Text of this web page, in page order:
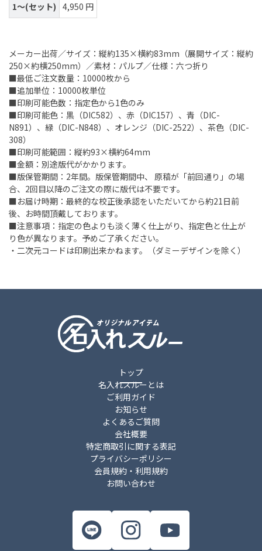
1～(セット) 4,950 円
メーカー出荷／サイズ：縦約135×横約83mm（展開サイズ：縦約
250×約横250mm）／素材：パルプ／仕様：六つ折り
■最低ご注文数量：10000枚から
■追加単位：10000枚単位
■印刷可能色数：指定色から1色のみ
■印刷可能色：黒（DIC582）、赤（DIC157）、青（DIC-
N891）、緑（DIC-N848）、オレンジ（DIC-2522）、茶色（DIC-
308）
■印刷可能範囲：縦約93×横約64mm
■金額：別途版代がかかります。
■版保管期間：2年間。版保管期間中、 原稿が「前回通り」の場
合、2回目以降のご注文の際に版代は不要です。
■お届け時期：最終的な校正後承認をいただいてから約21日前
後、お時間頂戴しております。
■注意事項：指定の色よりも淡く薄く仕上がり、指定色と仕上が
り色が異なります。予めご了承ください。
・二次元コードは印刷出来かねます。（ダミーデザインを除く）
トップ
名入れスルーとは
ご利用ガイド
お知らせ
よくあるご質問
会社概要
特定商取引に関する表記
プライバシーポリシー
会員規約・利用規約
お問い合わせ